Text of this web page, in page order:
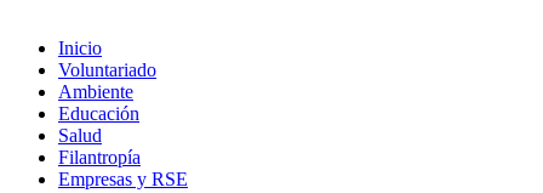
Inicio
Voluntariado
Ambiente
Educación
Salud
Filantropía
Empresas y RSE